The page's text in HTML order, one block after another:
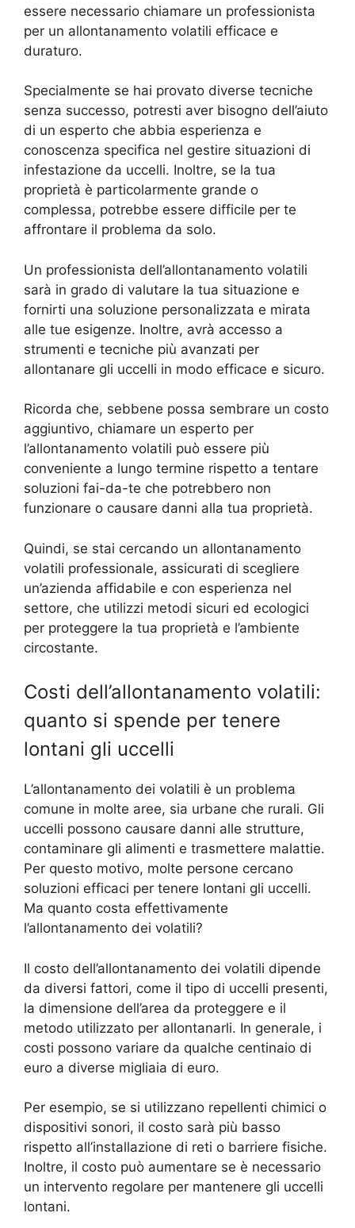
essere necessario chiamare un professionista
per un allontanamento volatili efficace e
duraturo.
Specialmente se hai provato diverse tecniche
senza successo, potresti aver bisogno dell’aiuto
di un esperto che abbia esperienza e
conoscenza specifica nel gestire situazioni di
infestazione da uccelli. Inoltre, se la tua
proprietà è particolarmente grande o
complessa, potrebbe essere difficile per te
affrontare il problema da solo.
Un professionista dell’allontanamento volatili
sarà in grado di valutare la tua situazione e
fornirti una soluzione personalizzata e mirata
alle tue esigenze. Inoltre, avrà accesso a
strumenti e tecniche più avanzati per
allontanare gli uccelli in modo efficace e sicuro.
Ricorda che, sebbene possa sembrare un costo
aggiuntivo, chiamare un esperto per
l’allontanamento volatili può essere più
conveniente a lungo termine rispetto a tentare
soluzioni fai-da-te che potrebbero non
funzionare o causare danni alla tua proprietà.
Quindi, se stai cercando un allontanamento
volatili professionale, assicurati di scegliere
un’azienda affidabile e con esperienza nel
settore, che utilizzi metodi sicuri ed ecologici
per proteggere la tua proprietà e l’ambiente
circostante.
Costi dell’allontanamento volatili:
quanto si spende per tenere
lontani gli uccelli
L’allontanamento dei volatili è un problema
comune in molte aree, sia urbane che rurali. Gli
uccelli possono causare danni alle strutture,
contaminare gli alimenti e trasmettere malattie.
Per questo motivo, molte persone cercano
soluzioni efficaci per tenere lontani gli uccelli.
Ma quanto costa effettivamente
l’allontanamento dei volatili?
Il costo dell’allontanamento dei volatili dipende
da diversi fattori, come il tipo di uccelli presenti,
la dimensione dell’area da proteggere e il
metodo utilizzato per allontanarli. In generale, i
costi possono variare da qualche centinaio di
euro a diverse migliaia di euro.
Per esempio, se si utilizzano repellenti chimici o
dispositivi sonori, il costo sarà più basso
rispetto all’installazione di reti o barriere fisiche.
Inoltre, il costo può aumentare se è necessario
un intervento regolare per mantenere gli uccelli
lontani.